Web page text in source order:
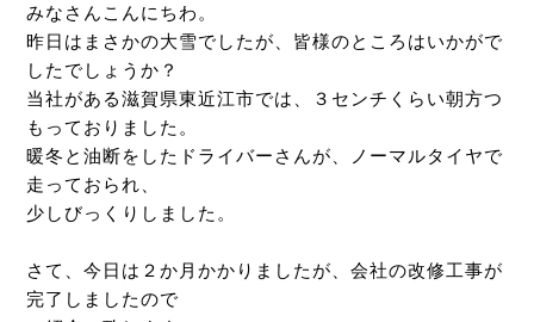
みなさんこんにちわ。
昨日はまさかの大雪でしたが、皆様のところはいかがで
したでしょうか？
当社がある滋賀県東近江市では、３センチくらい朝方つ
もっておりました。
暖冬と油断をしたドライバーさんが、ノーマルタイヤで
走っておられ、
少しびっくりしました。
さて、今日は２か月かかりましたが、会社の改修工事が
完了しましたので